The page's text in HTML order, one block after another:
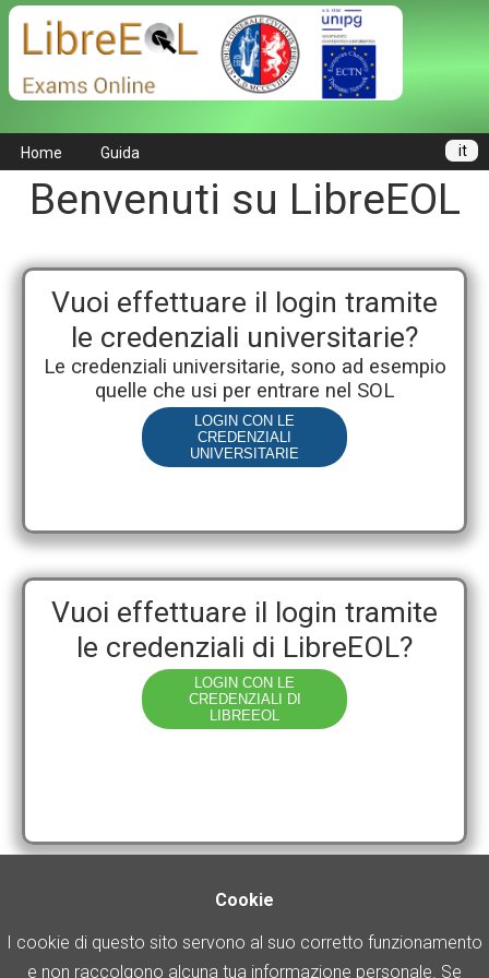
Home Guida it
Benvenuti su LibreEOL
Vuoi effettuare il login tramite
le credenziali di LibreEOL?
LOGIN CON LE
CREDENZIALI DI
LIBREEOL
Vuoi effettuare il login tramite
le credenziali universitarie?
Le credenziali universitarie, sono ad esempio
quelle che usi per entrare nel SOL
LOGIN CON LE
CREDENZIALI
UNIVERSITARIE
Cookie
I cookie di questo sito servono al suo corretto funzionamento
e non raccolgono alcuna tua informazione personale. Se